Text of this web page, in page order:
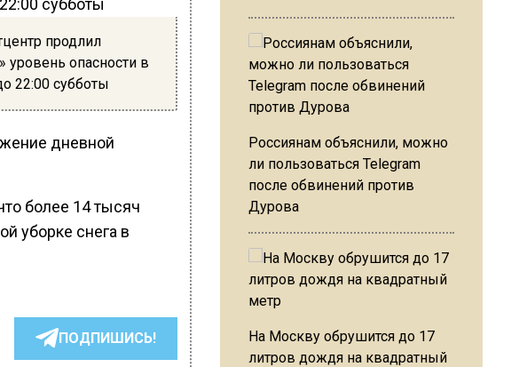
продлил
уровень опасности в
22:00 субботы
дневной
более 14 тысяч
уборке снега в
ПОДПИШИСЬ!
Россиянам объяснили, можно
ли пользоваться Telegram
после обвинений против
Дурова
На Москву обрушится до 17
литров дождя на квадратный